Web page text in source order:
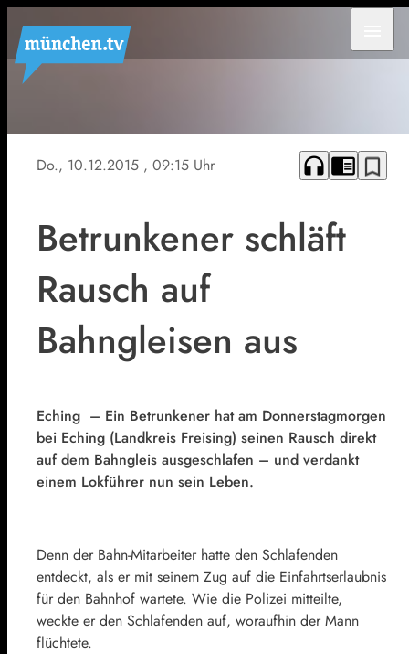
Foto:
Do., 10.12.2015 , 09:15 Uhr headphones chrome_reader_mode bookmark_border
Betrunkener schläft
Rausch auf
Bahngleisen aus
Eching – Ein Betrunkener hat am Donnerstagmorgen
bei Eching (Landkreis Freising) seinen Rausch direkt
auf dem Bahngleis ausgeschlafen – und verdankt
einem Lokführer nun sein Leben.
Denn der Bahn-Mitarbeiter hatte den Schlafenden
entdeckt, als er mit seinem Zug auf die Einfahrtserlaubnis
für den Bahnhof wartete. Wie die Polizei mitteilte,
weckte er den Schlafenden auf, woraufhin der Mann
flüchtete.